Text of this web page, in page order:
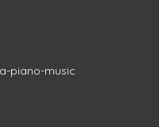
piano-music